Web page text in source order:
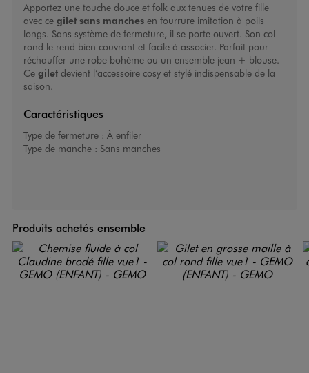
Apportez une touche douce et folk aux tenues de votre fille
avec ce gilet sans manchesen fourrure imitation à poils
longs. Sans système de fermeture, il se porte ouvert. Son col
rond le rend bien couvrant et facile à associer. Parfait pour
réchauffer une robe bohème ou un ensemble jean + blouse.
Ce gilet devient l’accessoire cosy et stylé indispensable de la
saison.
Caractéristiques
Type de fermeture : À enfiler
Type de manche : Sans manches
Produits achetés ensemble